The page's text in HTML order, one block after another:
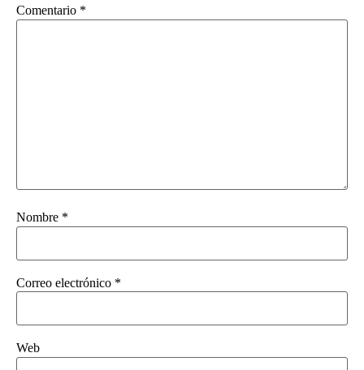
Comentario *
Nombre *
Correo electrónico *
Web